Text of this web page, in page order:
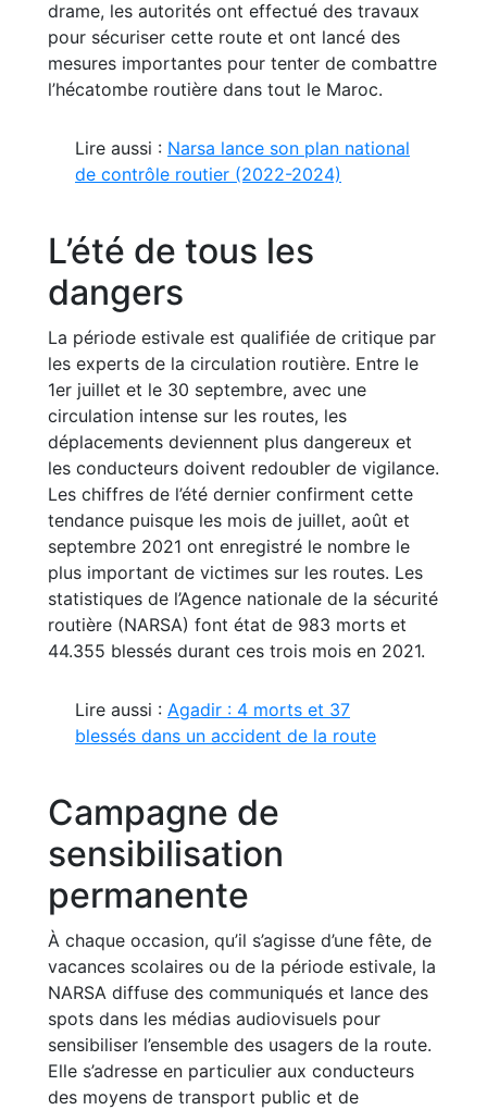
drame, les autorités ont effectué des travaux
pour sécuriser cette route et ont lancé des
mesures importantes pour tenter de combattre
l’hécatombe routière dans tout le Maroc.
Lire aussi : Narsa lance son plan national
de contrôle routier (2022-2024)
L’été de tous les
dangers
La période estivale est qualifiée de critique par
les experts de la circulation routière. Entre le
1er juillet et le 30 septembre, avec une
circulation intense sur les routes, les
déplacements deviennent plus dangereux et
les conducteurs doivent redoubler de vigilance.
Les chiffres de l’été dernier confirment cette
tendance puisque les mois de juillet, août et
septembre 2021 ont enregistré le nombre le
plus important de victimes sur les routes. Les
statistiques de l’Agence nationale de la sécurité
routière (NARSA) font état de 983 morts et
44.355 blessés durant ces trois mois en 2021.
Lire aussi : Agadir : 4 morts et 37
blessés dans un accident de la route
Campagne de
sensibilisation
permanente
À chaque occasion, qu’il s’agisse d’une fête, de
vacances scolaires ou de la période estivale, la
NARSA diffuse des communiqués et lance des
spots dans les médias audiovisuels pour
sensibiliser l’ensemble des usagers de la route.
Elle s’adresse en particulier aux conducteurs
des moyens de transport public et de